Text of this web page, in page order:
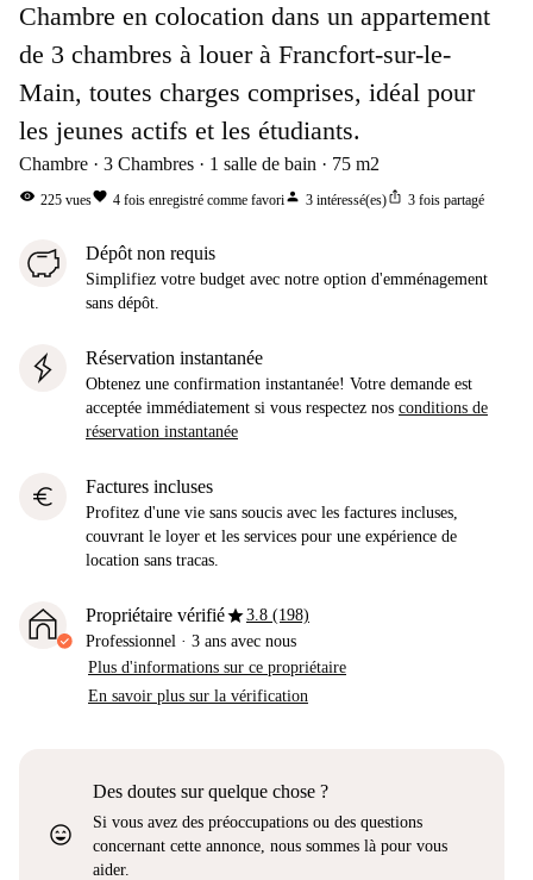
Chambre en colocation dans un appartement
de 3 chambres à louer à Francfort-sur-le-
Main, toutes charges comprises, idéal pour
les jeunes actifs et les étudiants.
Chambre 3 Chambres 1 salle de bain 75 m2
visibility 225 vuesfavorite 4 fois enregistré comme favoriperson 3 intéressé(es)ios_share 3 fois partagé
Dépôt non requis
Simplifiez votre budget avec notre option d'emménagement
sans dépôt.
Réservation instantanée
Obtenez une confirmation instantanée! Votre demande est
acceptée immédiatement si vous respectez nos conditions de
réservation instantanée
euro Factures incluses
Profitez d'une vie sans soucis avec les factures incluses,
couvrant le loyer et les services pour une expérience de
location sans tracas.
Propriétaire vérifiéstar3.8 (198)
Professionnel · 3 ans avec nous
Plus d'informations sur ce propriétaire
En savoir plus sur la vérification
sentiment_very_satisfied
Des doutes sur quelque chose ?
Si vous avez des préoccupations ou des questions
concernant cette annonce, nous sommes là pour vous
aider.